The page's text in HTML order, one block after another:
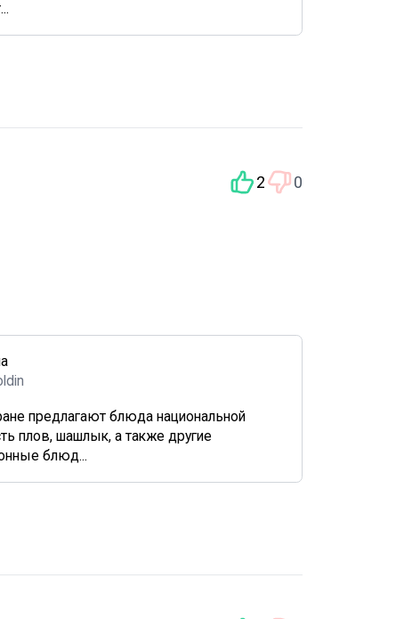
2 0
предлагают блюда национальной
плов, шашлык, а также другие
блюд...